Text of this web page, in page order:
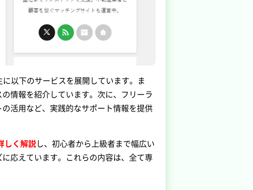
に以下のサービスを展開しています。ま
情報を紹介しています。次に、フリーラ
活用など、実践的なサポート情報を提供
しく解説し、初心者から上級者まで幅広い
応えています。これらの内容は、全て専